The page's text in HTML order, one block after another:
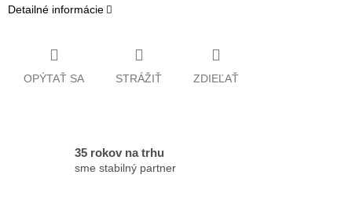
Detailné informácie
OPÝTAŤ SA STRÁŽIŤ ZDIEĽAŤ
35 rokov na trhu
sme stabilný partner